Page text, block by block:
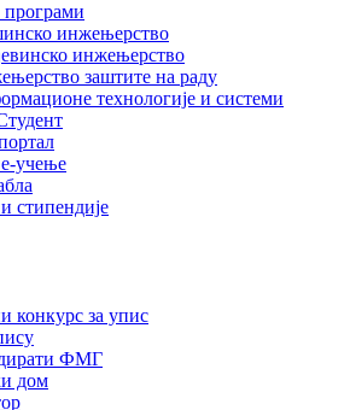
програми
инжењерство
инжењерство
заштите на раду
технологије и системи
учење
стипендије
конкурс за упис
ФМГ
дом